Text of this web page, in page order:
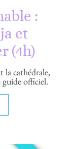
:
et
(4h)
la cathédrale,
guide officiel.